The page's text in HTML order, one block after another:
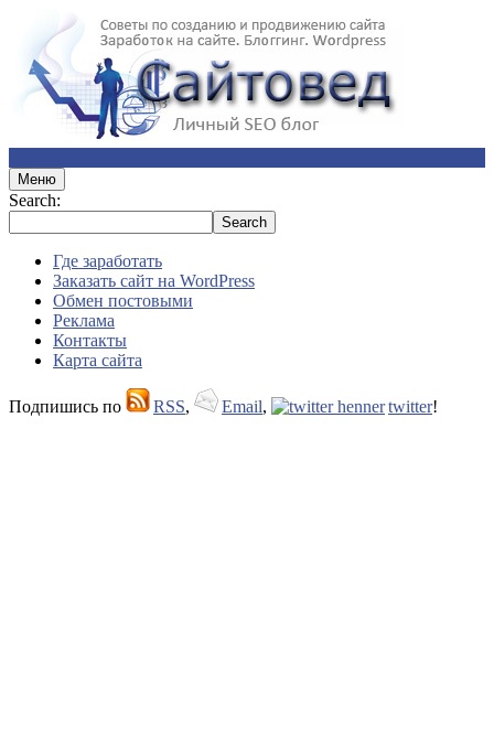
Меню
Search:
Где заработать
Заказать сайт на WordPress
Обмен постовыми
Реклама
Контакты
Карта сайта
Подпишись по RSS, Email, twitter!